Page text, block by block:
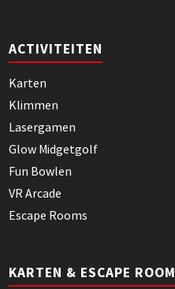
ACTIVITEITEN
Karten
Klimmen
Lasergamen
Glow Midgetgolf
Fun Bowlen
VR Arcade
Escape Rooms
KARTEN & ESCAPE ROOM